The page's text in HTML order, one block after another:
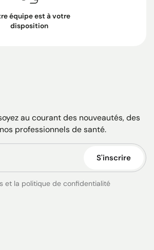
équipe est à votre
disposition
au courant des nouveautés, des
professionnels de santé.
S'inscrire
et la politique de confidentialité